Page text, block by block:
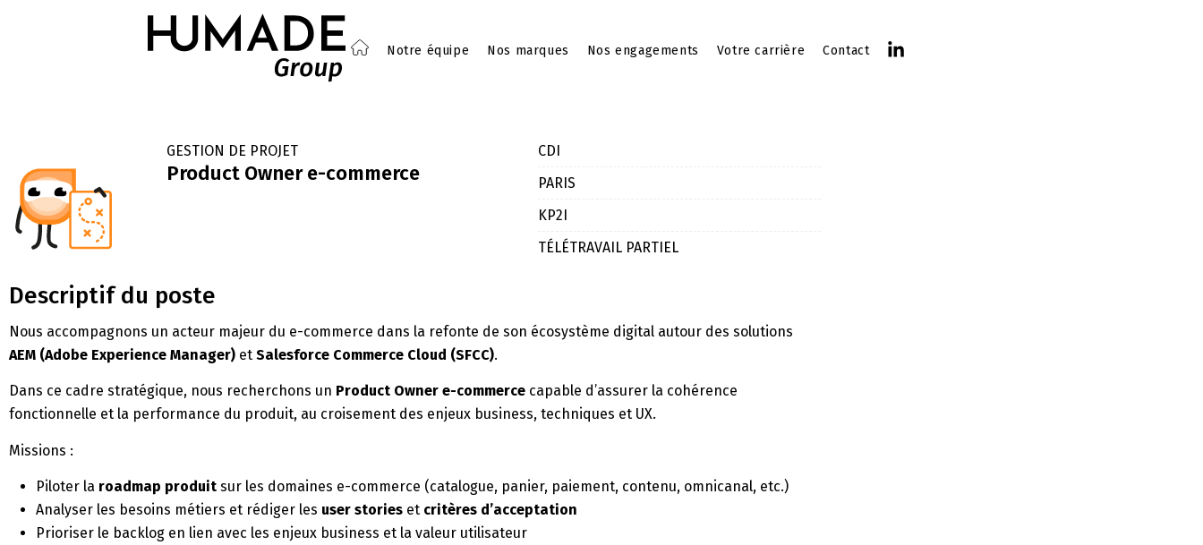
Notre équipe Nos marques Nos engagements Votre carrière Contact
GESTION DE PROJET
Product Owner e-commerce
CDI
PARIS
KP2I
TÉLÉTRAVAIL PARTIEL
Descriptif du poste
Nous accompagnons un acteur majeur du e-commerce dans la refonte de son écosystème digital autour des solutions
AEM (Adobe Experience Manager) et Salesforce Commerce Cloud (SFCC).
Dans ce cadre stratégique, nous recherchons un Product Owner e-commerce capable d’assurer la cohérence
fonctionnelle et la performance du produit, au croisement des enjeux business, techniques et UX.
Missions :
Piloter la roadmap produit sur les domaines e-commerce (catalogue, panier, paiement, contenu, omnicanal, etc.)
Analyser les besoins métiers et rédiger les user stories et critères d’acceptation
Prioriser le backlog en lien avec les enjeux business et la valeur utilisateur